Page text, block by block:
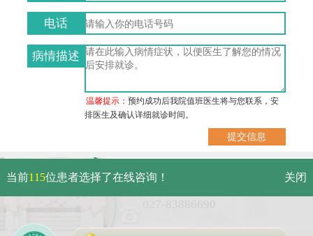
电话
病情描述
温馨提示：预约成功后我院值班医生将与您联系，安
排医生及确认详细就诊时间。
武汉市硚口区解放大道479号
免费电话：
当前115位患者选择了在线咨询！ 关闭